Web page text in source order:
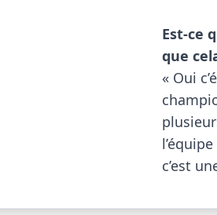
Est-ce
que
« Oui